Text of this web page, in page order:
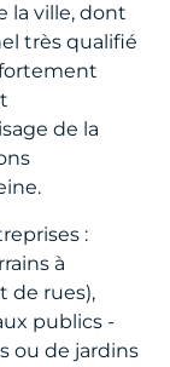
la ville, dont
très qualifié
de la
:
à
de rues),
publics -
ou de jardins